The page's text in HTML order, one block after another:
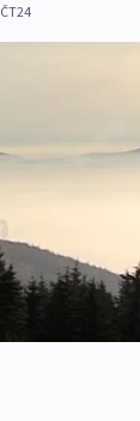
ČT24